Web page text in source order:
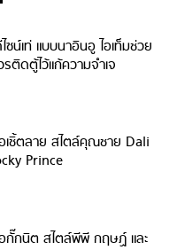
ซน์เท่ แบบนาอินอู ไอเท็มช่วย
ติดตู้ไว้แก้ความจำเจ
เชิ้ตลาย สไตล์คุณชาย Dali
Prince
กั๊กนิต สไตล์พีพี กฤษฏ์ และ